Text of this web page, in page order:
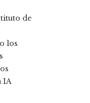
de
los
IA